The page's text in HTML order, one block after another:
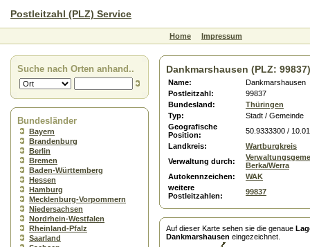
Postleitzahl (PLZ) Service
Home Impressum
Suche nach Orten anhand..
Bundesländer
Bayern
Brandenburg
Berlin
Bremen
Baden-Württemberg
Hessen
Hamburg
Mecklenburg-Vorpommern
Niedersachsen
Nordrhein-Westfalen
Rheinland-Pfalz
Saarland
Dankmarshausen (PLZ: 99837)
Name:
Dankmarshausen
Postleitzahl:
99837
Bundesland:
Thüringen
Typ:
Stadt / Gemeinde
Geografische
Position:
50.9333300 /
Landkreis:
Wartburgkreis
Verwaltung durch:
Berka/Werra
Autokennzeichen:
WAK
weitere
Postleitzahlen:
99837
Auf dieser Karte sehen sie die genaue
Dankmarshausen eingezeichnet.